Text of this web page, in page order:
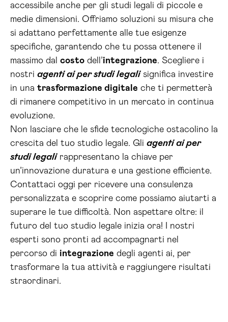
accessibile anche per gli studi legali di piccole e
medie dimensioni. Offriamo soluzioni su misura che
si adattano perfettamente alle tue esigenze
specifiche, garantendo che tu possa ottenere il
massimo dal costo dell’integrazione. Scegliere i
nostri agenti ai per studi legalisignifica investire
in una trasformazione digitale che ti permetterà
di rimanere competitivo in un mercato in continua
evoluzione.
Non lasciare che le sfide tecnologiche ostacolino la
crescita del tuo studio legale. Gli agenti ai per
studi legalirappresentano la chiave per
un’innovazione duratura e una gestione efficiente.
Contattaci oggi per ricevere una consulenza
personalizzata e scoprire come possiamo aiutarti a
superare le tue difficoltà. Non aspettare oltre: il
futuro del tuo studio legale inizia ora! I nostri
esperti sono pronti ad accompagnarti nel
percorso di integrazione degli agenti ai, per
trasformare la tua attività e raggiungere risultati
straordinari.